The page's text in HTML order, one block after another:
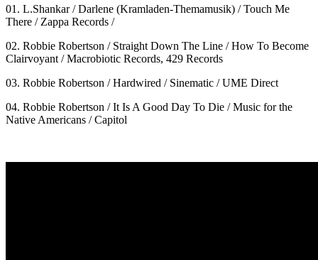
01. L.Shankar / Darlene (Kramladen-Themamusik) / Touch Me
There / Zappa Records /
02. Robbie Robertson / Straight Down The Line / How To Become
Clairvoyant / Macrobiotic Records, 429 Records
03. Robbie Robertson / Hardwired / Sinematic / UME Direct
04. Robbie Robertson / It Is A Good Day To Die / Music for the
Native Americans / Capitol